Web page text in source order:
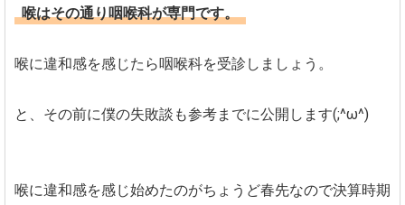
喉はその通り咽喉科が専門です。
喉に違和感を感じたら咽喉科を受診しましょう。
と、その前に僕の失敗談も参考までに公開します(;^ω^)
喉に違和感を感じ始めたのがちょうど春先なので決算時期